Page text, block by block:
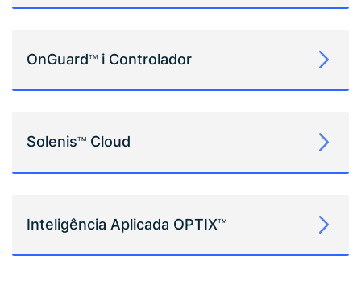
OnGuardTM i Controlador
SolenisTM Cloud
Inteligência Aplicada OPTIXTM